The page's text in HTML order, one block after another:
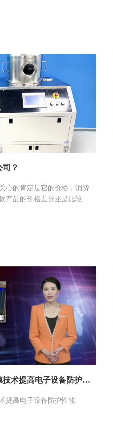
的马达防水呢？下面就为大
司？
心的肯定是它的价格，消费
产品的价格差异还是比较大
来分享一家价格十分合理的
《众创新视野》纳米镀膜技术提高电子设备防护性能
提高电子设备防护性能